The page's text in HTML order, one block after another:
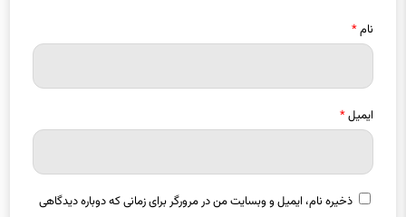
نام*
ایمیل*
ذخیره نام، ایمیل و وبسایت من در مرورگر برای زمانی که دوباره دیدگاهی